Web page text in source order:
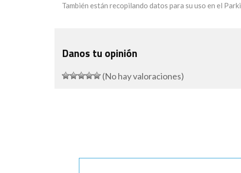
También están recopilando datos para su uso en el
Danos tu opinión
(No hay valoraciones)